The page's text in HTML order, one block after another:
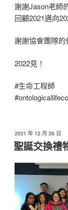
謝謝Jason老師
回顧2021邁向
謝謝協會團隊的
2022見！
#生命工程師
發
佈
於
2021 年 12 月 26 日
聖誕交換禮